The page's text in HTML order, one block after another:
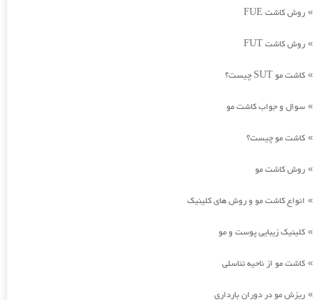
» روش کاشت FUE
» روش کاشت FUT
» کاشت مو SUT چیست؟
» سوال و جواب کاشت مو
» کاشت مو چیست؟
» روش کاشت مو
» انواع کاشت مو و روش های کلینیک
» کلینیک زیبایی پوست و مو
» کاشت مو از ناحیه تناسلی
» ریزش مو در دوران بارداری